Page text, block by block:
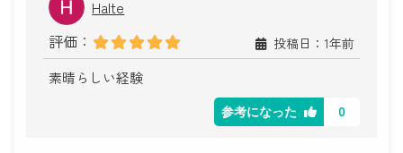
Halte
評価：
投稿日：1年前
素晴らしい経験
参考になった 0